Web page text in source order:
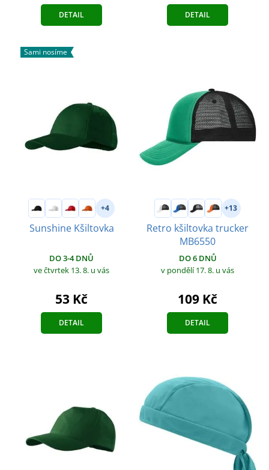
DETAIL DETAIL
Sami nosíme
+4
Sunshine Kšiltovka
DO 3-4 DNŮ
ve čtvrtek 13. 8. u vás
53 Kč
DETAIL
+13
Retro kšiltovka trucker
MB6550
DO 6 DNŮ
v pondělí 17. 8. u vás
109 Kč
DETAIL